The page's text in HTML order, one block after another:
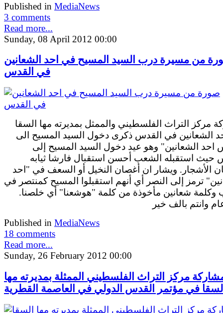
Published in MediaNews
3 comments
Read more...
Sunday, 08 April 2012 00:00
من مسيرة درب السيد المسيح في احد الشعانين
في القدس
مركز التراث الفلسطيني والممثل بمديرته مها السقا
الشعانين في القدس ذكرى دخول السيد المسيح الى
احد الشعانين" وهو عيد دخول السيد المسيح إلى
حيث استقبله الشعب أحسن استقبال فارشا ثيابه
الأشجار. ويشار ان أغصان النخيل أو السعف في "احد
ترمز إلى النصر أي أنهم استقبلوا المسيح كمنتصر في
وكلمة شعانين مأخوذة من كلمة "هوشعنا" أي خلصنا.
وانتم بالف خير
Published in MediaNews
18 comments
Read more...
Sunday, 26 February 2012 00:00
مركز التراث الفلسطيني الممثلة بمديرته مها
في مؤتمر القدس الدولي في العاصمة القطرية